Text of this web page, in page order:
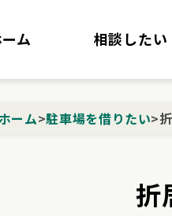
グ
ム 相談したい
ーム>駐車場を借りたい>
折